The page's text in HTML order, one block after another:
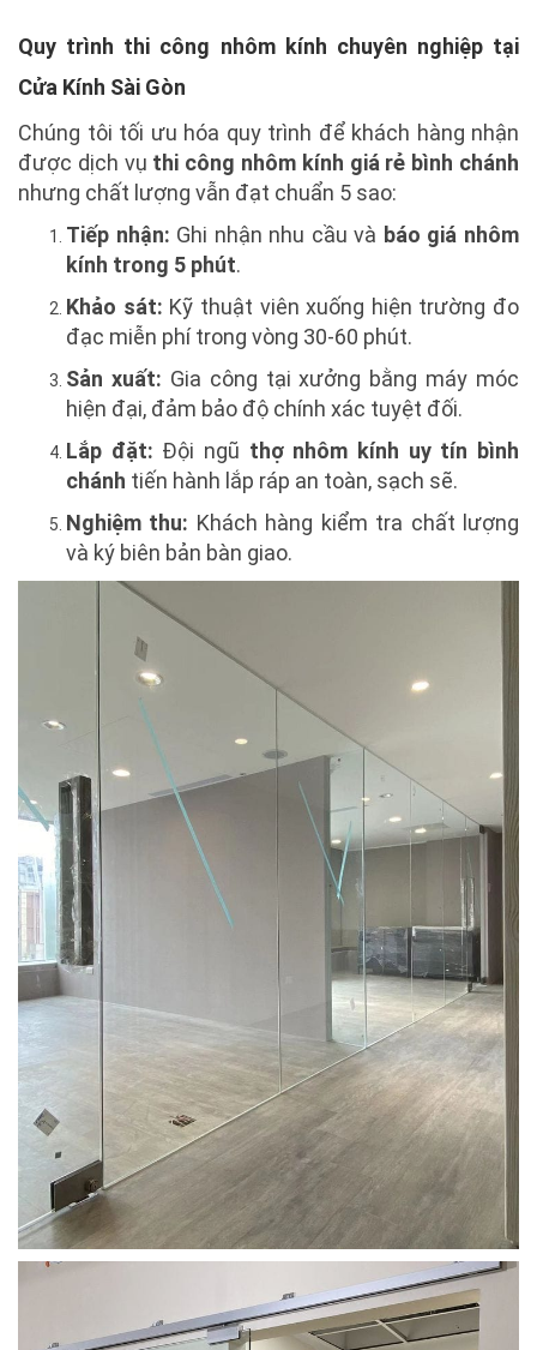
Quy trình thi công nhôm kính chuyên nghiệp tại
Cửa Kính Sài Gòn
Chúng tôi tối ưu hóa quy trình để khách hàng nhận
được dịch vụ thi công nhôm kính giá rẻ bình chánh
nhưng chất lượng vẫn đạt chuẩn 5 sao:
Tiếp nhận: Ghi nhận nhu cầu và báo giá nhôm
kính trong 5 phút.
Khảo sát: Kỹ thuật viên xuống hiện trường đo
đạc miễn phí trong vòng 30-60 phút.
Sản xuất: Gia công tại xưởng bằng máy móc
hiện đại, đảm bảo độ chính xác tuyệt đối.
Lắp đặt: Đội ngũ thợ nhôm kính uy tín bình
chánh tiến hành lắp ráp an toàn, sạch sẽ.
Nghiệm thu: Khách hàng kiểm tra chất lượng
và ký biên bản bàn giao.